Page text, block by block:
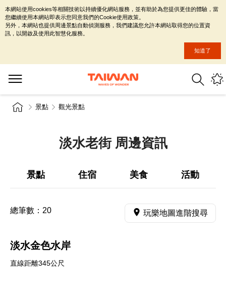
景點 觀光景點
淡水老街 周邊資訊
景點 住宿 美食 活動
總筆數： 20 玩樂地圖進階搜尋
淡水金色水岸
直線距離345公尺
本網站使用cookies等相關技術以持續優化網站服務，並有助於為您提供更佳的體驗，當
您繼續使用本網站即表示您同意我們的Cookie使用政策。
另外，本網站也提供周邊景點自動偵測服務，我們建議您允許本網站取得您的位置資
訊，以開啟及使用此智慧化服務。
知道了